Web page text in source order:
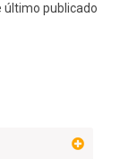
último publicado